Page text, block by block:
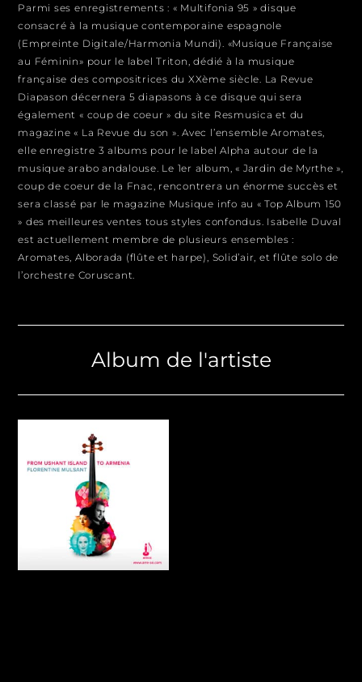
Parmi ses enregistrements : « Multifonia 95 » disque
consacré à la musique contemporaine espagnole
(Empreinte Digitale/Harmonia Mundi). «Musique Française
au Féminin» pour le label Triton, dédié à la musique
française des compositrices du XXème siècle. La Revue
Diapason décernera 5 diapasons à ce disque qui sera
également « coup de coeur » du site Resmusica et du
magazine « La Revue du son ». Avec l’ensemble Aromates,
elle enregistre 3 albums pour le label Alpha autour de la
musique arabo andalouse. Le 1er album, « Jardin de Myrthe »,
coup de coeur de la Fnac, rencontrera un énorme succès et
sera classé par le magazine Musique info au « Top Album 150
» des meilleures ventes tous styles confondus. Isabelle Duval
est actuellement membre de plusieurs ensembles :
Aromates, Alborada (flûte et harpe), Solid’air, et flûte solo de
l’orchestre Coruscant.
Album de l'artiste